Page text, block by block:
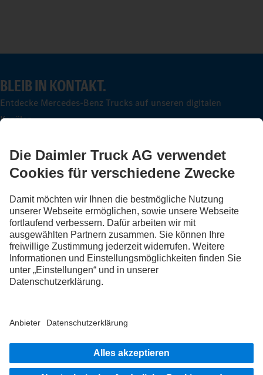
BLEIB IN KONTAKT.
Entdecke Mercedes-Benz Trucks auf unseren digitalen
Kanälen.
FOLLOW THE ROADSTARS.
Tausche jetzt Erfahrungen mit anderen Truckerinnen und
Truckern aus.